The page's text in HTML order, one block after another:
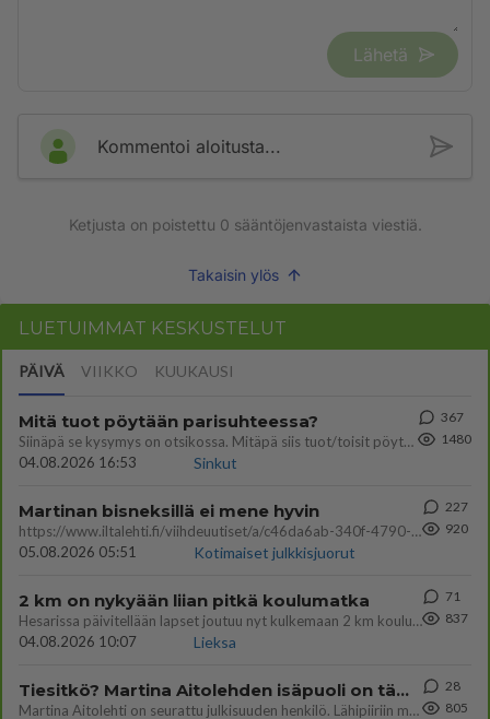
Lähetä
Kommentoi aloitusta...
Ketjusta on poistettu 0 sääntöjenvastaista viestiä.
Takaisin ylös
LUETUIMMAT KESKUSTELUT
PÄIVÄ VIIKKO KUUKAUSI
Mitä tuot pöytään parisuhteessa?
Siinäpä se kysymys on otsikossa. Mitäpä siis tuot/toisit pöytään parisuhteessa? Oletko mies vai nainen? Koetko sen mitä
04.08.2026 16:53
Sinkut
367
1480
Martinan bisneksillä ei mene hyvin
https://www.iltalehti.fi/viihdeuutiset/a/c46da6ab-340f-4790-aaa7-0865eed2336 Yrityksen konkurssihakemus on tullut kärä
05.08.2026 05:51
Kotimaiset julkkisjuorut
227
920
2 km on nykyään liian pitkä koulumatka
Hesarissa päivitellään lapset joutuu nyt kulkemaan 2 km kouluun jösses. Ruostefillarilla tuo matka menee vaikka miten äk
04.08.2026 10:07
Lieksa
71
837
Tiesitkö? Martina Aitolehden isäpuoli on tämä suosittu laulaja
Martina Aitolehti on seurattu julkisuuden henkilö. Lähipiiriin mahtuu muitakin tunnettuja henkilöitä. Tiesitkö, että Ma
28
805